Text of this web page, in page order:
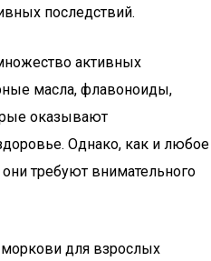
последствий.
активных
масла, флавоноиды,
оказывают
Однако, как и любое
требуют внимательного
для взрослых